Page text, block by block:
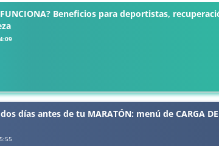
¿FUNCIONA? Beneficios para deportistas,
días antes de tu MARATÓN: menú de CARGA DE